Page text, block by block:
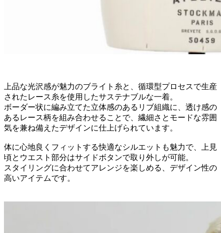
上品な光沢感が魅力のブライト糸と、循環型プロセスで生産
されたレース糸を使用したサステナブルな一着。
ボーダー状に編み立てた立体感のあるリブ組織に、透け感の
あるレース柄を組み合わせることで、繊細さとモードな雰囲
気を兼ね備えたデザインに仕上げられています。
体に心地良くフィットする快適なシルエットも魅力で、上見
頃とウエスト部分はサイドボタンで取り外しが可能。
スタイリングに合わせてアレンジを楽しめる、デザイン性の
高いアイテムです。